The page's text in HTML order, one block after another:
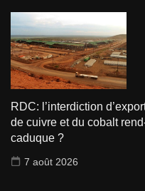
RDC: l’interdiction
de cuivre et du cobalt
caduque ?
7 août 2026